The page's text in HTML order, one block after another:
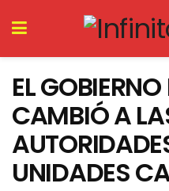
EL
CAMBIÓ A
UNIDADES